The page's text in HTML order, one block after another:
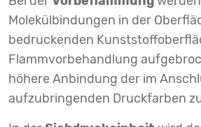
Molekülbindungen in der
bedruckenden
Flammvorbehandlung
höhere Anbindung der im
aufzubringenden Druckfarben